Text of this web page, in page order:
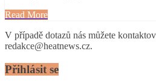
Read More
V případě dotazů nás můžete
redakce@heatnews.cz.
Přihlásit se